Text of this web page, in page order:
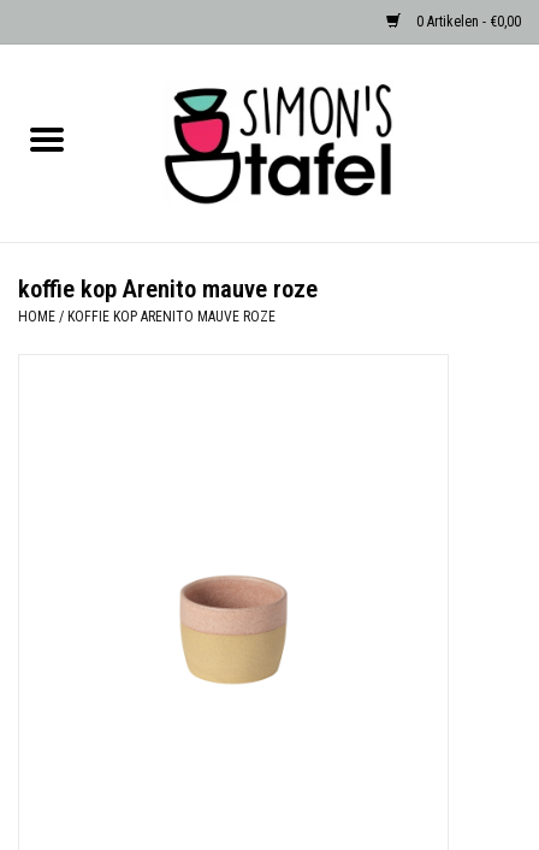
0 Artikelen - €0,00
Albast waxinehouders van Zenza
koffie kop Arenito mauve roze
HOME / KOFFIE KOP ARENITO MAUVE ROZE